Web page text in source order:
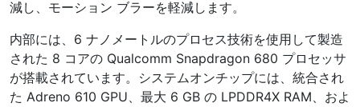
減し、モーション ブラーを軽減します。
内部には、6 ナノメートルのプロセス技術を使用して製造
された 8 コアの Qualcomm Snapdragon 680 プロセッサ
が搭載されています。システムオンチップには、統合され
た Adreno 610 GPU、最大 6 GB の LPDDR4X RAM、およ